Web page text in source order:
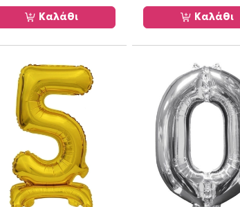
Καλάθι Καλάθι